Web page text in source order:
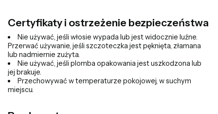
Certyfikaty i ostrzeżenie bezpieczeństwa
Nie używać, jeśli włosie wypada lub jest widocznie luźne.
Przerwać używanie, jeśli szczoteczka jest pęknięta, złamana
lub nadmiernie zużyta.
Nie używać, jeśli plomba opakowania jest uszkodzona lub
jej brakuje.
Przechowywać w temperaturze pokojowej, w suchym
miejscu.